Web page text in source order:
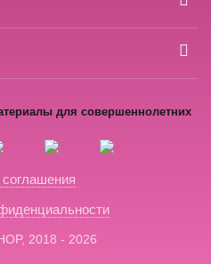
для совершеннолетних
2018 - 2026